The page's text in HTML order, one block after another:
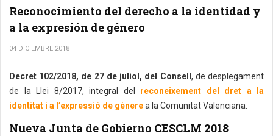
Reconocimiento del derecho a la identidad y
a la expresión de género
04 DICIEMBRE 2018
Decret 102/2018, de 27 de juliol, del Consell , de desplegament
de la Llei 8/2017, integral del reconeixement del dret a la
identitat i a l’expressió de gènerea la Comunitat Valenciana.
Nueva Junta de Gobierno CESCLM 2018